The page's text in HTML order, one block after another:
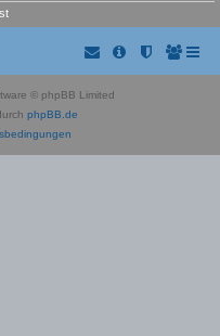
© phpBB Limited
phpBB.de